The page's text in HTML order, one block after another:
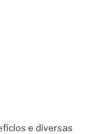
e diversas